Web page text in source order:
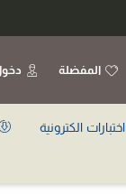
المفضلة
اختبارات الكترونية